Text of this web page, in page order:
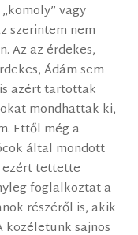
vagy
szerintem nem
Az az érdekes,
Ádám sem
azért tartottak
mondhattak ki,
Ettől még a
által mondott
tettette
foglalkoztat a
részéről is, akik
közéletünk sajnos